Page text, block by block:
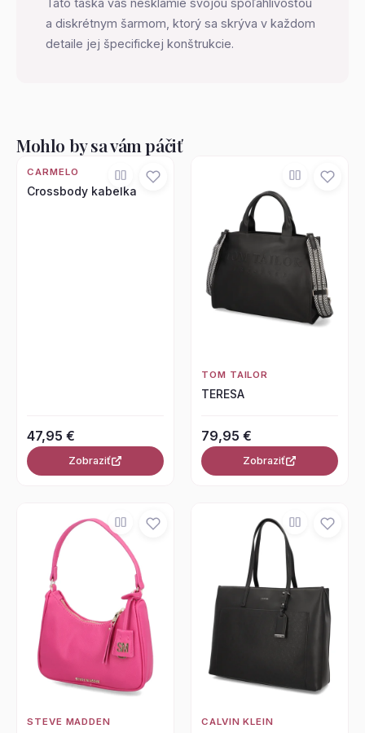
a diskrétnym šarmom, ktorý sa skrýva v každom
detaile jej špecifickej konštrukcie.
Mohlo by sa vám páčiť
CARMELO
Crossbody kabelka
47,95 €
Zobraziť
TOM TAILOR
TERESA
79,95 €
Zobraziť
STEVE MADDEN CALVIN KLEIN